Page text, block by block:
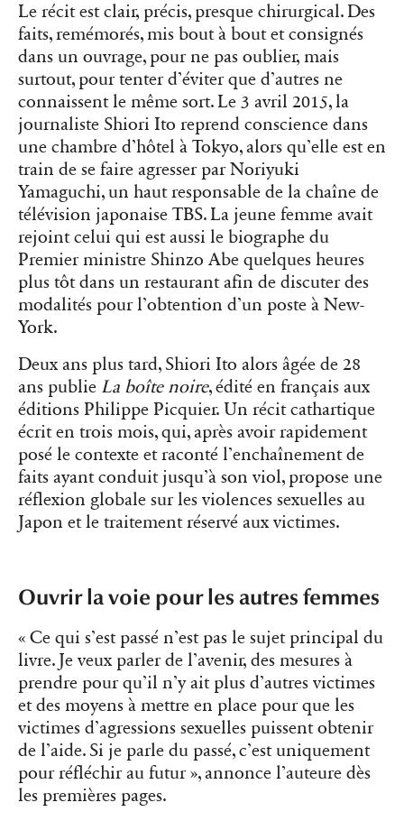
Le récit est clair, précis, presque chirurgical. Des
faits, remémorés, mis bout à bout et consignés
dans un ouvrage, pour ne pas oublier, mais
surtout, pour tenter d’éviter que d’autres ne
connaissent le même sort. Le 3 avril 2015, la
journaliste Shiori Ito reprend conscience dans
une chambre d’hôtel à Tokyo, alors qu’elle est en
train de se faire agresser par Noriyuki
Yamaguchi, un haut responsable de la chaîne de
télévision japonaise TBS. La jeune femme avait
rejoint celui qui est aussi le biographe du
Premier ministre Shinzo Abe quelques heures
plus tôt dans un restaurant afin de discuter des
modalités pour l’obtention d’un poste à New-
York.
Deux ans plus tard, Shiori Ito alors âgée de 28
ans publie La boîte noire, édité en français aux
éditions Philippe Picquier. Un récit cathartique
écrit en trois mois, qui, après avoir rapidement
posé le contexte et raconté l’enchaînement de
faits ayant conduit jusqu’à son viol, propose une
réflexion globale sur les violences sexuelles au
Japon et le traitement réservé aux victimes.
Ouvrir la voie pour les autres femmes
« Ce qui s’est passé n’est pas le sujet principal du
livre. Je veux parler de l’avenir, des mesures à
prendre pour qu’il n’y ait plus d’autres victimes
et des moyens à mettre en place pour que les
victimes d’agressions sexuelles puissent obtenir
de l’aide. Si je parle du passé, c’est uniquement
pour réfléchir au futur », annonce l’auteure dès
les premières pages.